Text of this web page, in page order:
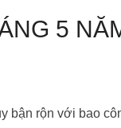
5
bận rộn với bao